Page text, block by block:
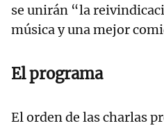
se unirán “la
música y una mejor
El programa
El orden de las charlas